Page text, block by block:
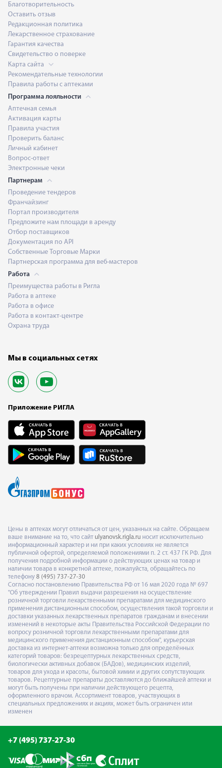
Благотворительность
Оставить отзыв
Редакционная политика
Лекарственное страхование
Гарантия качества
Свидетельство о поверке
Карта сайта
Рекомендательные технологии
Правила работы с аптеками
Программа лояльности
Аптечная семья
Активация карты
Правила участия
Проверить баланс
Личный кабинет
Вопрос-ответ
Электронные чеки
Партнерам
Проведение тендеров
Франчайзинг
Портал производителя
Предложите нам площади в аренду
Отбор поставщиков
Документация по API
Собственные Торговые Марки
Партнерская программа для веб-мастеров
Работа
Преимущества работы в Ригла
Работа в аптеке
Работа в офисе
Работа в контакт-центре
Охрана труда
Мы в социальных сетях
Приложение РИГЛА
Цены в аптеках могут отличаться от цен, указанных на сайте. Обращаем
ваше внимание на то, что сайт ulyanovsk.rigla.ru носит исключительно
информационный характер и ни при каких условиях не является
публичной офертой, определяемой положениями п. 2 ст. 437 ГК РФ. Для
получения подробной информации о действующих ценах на товар и
наличии товара в конкретной аптеке, пожалуйста, обращайтесь по
телефону 8 (495) 737-27-30
Согласно постановлению Правительства РФ от 16 мая 2020 года № 697
"Об утверждении Правил выдачи разрешения на осуществление
розничной торговли лекарственными препаратами для медицинского
применения дистанционным способом, осуществления такой торговли и
доставки указанных лекарственных препаратов гражданам и внесении
изменений в некоторые акты Правительства Российской Федерации по
вопросу розничной торговли лекарственными препаратами для
медицинского применения дистанционным способом", курьерская
доставка из интернет-аптеки возможна только для определённых
категорий товаров: безрецептурных лекарственных средств,
биологически активных добавок (БАДов), медицинских изделий,
товаров для ухода и красоты, бытовой химии и других сопутствующих
товаров. Рецептурные препараты доставляются до ближайшей аптеки и
могут быть получены при наличии действующего рецепта,
оформленного врачом. Ассортимент товаров, участвующих в
специальных предложениях и акциях, может быть ограничен или
изменен
+7 (495) 737-27-30